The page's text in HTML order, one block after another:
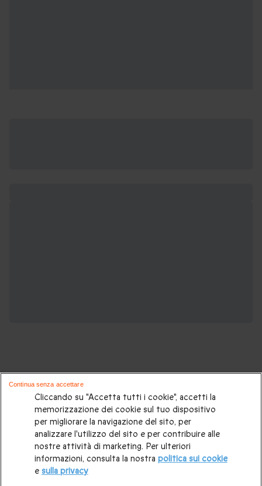
Potrebbero piacerti anche questi cofanetti
regalo:
Idee regalo originali|Regali di compleanno|Regali per la
coppia|Soggiorni insoliti|Idee regalo donna|Regali per
Cliccando su "Accetta tutti i cookie", accetti la
memorizzazione dei cookie sul tuo dispositivo
per migliorare la navigazione del sito, per
analizzare l'utilizzo del sito e per contribuire alle
nostre attività di marketing. Per ulteriori
informazioni, consulta la nostra politica sui cookie
e sulla privacy
Continua senza accettare